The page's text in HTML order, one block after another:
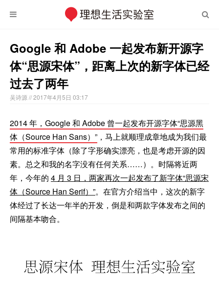
Google 和 Adobe 一起发布新开源字
体“思源宋体”，距离上次的新字体已经
过去了两年
吴诗源 // 2017年4月5日 03:17
2014 年，Google 和 Adobe 曾一起发布开源字体“思源黑
体（Source Han Sans）” ，马上就顺理成章地成为我们最
常用的标准字体（除了字形确实漂亮，也是考虑开源的因
素。总之和我的名字没有任何关系……）。时隔将近两
年，今年的 4 月 3 日，两家再次一起发布了新字体“思源宋
体（Source Han Serif）”。在官方介绍当中，这次的新字
体经过了长达一年半的开发，倒是和两款字体发布之间的
间隔基本吻合。